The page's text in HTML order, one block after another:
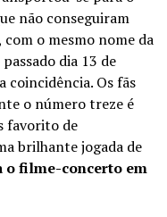
não conseguiram
o mesmo nome da
dia 13 de
coincidência. Os fãs
o número treze é
favorito de
brilhante jogada de
o filme-concerto em